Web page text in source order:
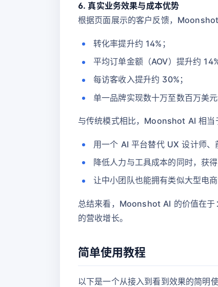
6. 真实业务效果与成本优势
根据页面展示的客户反馈，
转化率提升约 14%；
平均订单金额（AOV）提升约 14%
每访客收入提升约 30%；
单一品牌实现数十万至数百万美
与传统模式相比，Moonshot AI 相当
用一个 AI 平台替代 UX 设计师、
降低人力与工具成本的同时，获
让中小团队也能拥有类似大型电商
总结来看，Moonshot AI 的价值在于：
的营收增长。
简单使用教程
以下是一个从接入到看到效果的简明